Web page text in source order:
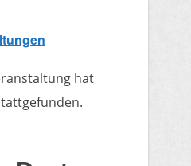
hat